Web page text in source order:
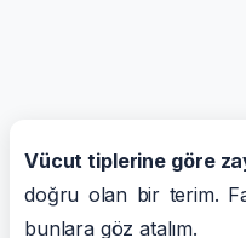
Vücut tiplerine göre
doğru olan bir terim.
bunlara göz atalım.